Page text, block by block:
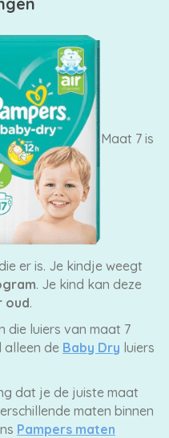
Maat 7 is
er is. Je kindje weegt
. Je kind kan deze
oud.
die luiers van maat 7
alleen de Baby Dry luiers
dat je de juiste maat
maten binnen
Pampers maten